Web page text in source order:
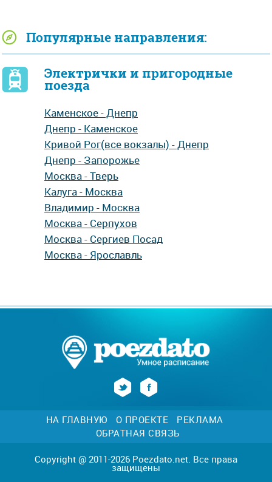
Популярные направления:
Электрички и пригородные
поезда
Каменское - Днепр
Днепр - Каменское
Кривой Рог(все вокзалы) - Днепр
Днепр - Запорожье
Москва - Тверь
Калуга - Москва
Владимир - Москва
Москва - Серпухов
Москва - Сергиев Посад
Москва - Ярославль
НА ГЛАВНУЮ О ПРОЕКТЕ
РЕКЛАМА
ОБРАТНАЯ СВЯЗЬ
Copyright @ 2011-2026 Poezdato.net. Все права
защищены